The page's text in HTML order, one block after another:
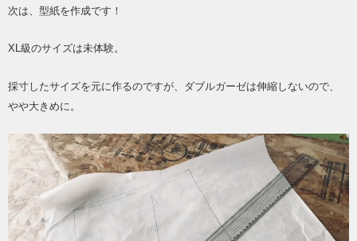
次は、型紙を作成です！
XL級のサイズは未体験。
採寸したサイズを元に作るのですが、ダブルガーゼは伸縮しないので、
やや大きめに。